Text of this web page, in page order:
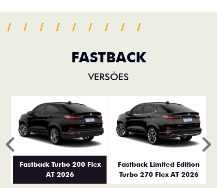
FASTBACK
VERSÕES
Fastback Turbo 200 Flex
AT 2026
Fastback Limited Edition
Turbo 270 Flex AT 2026
Anterior